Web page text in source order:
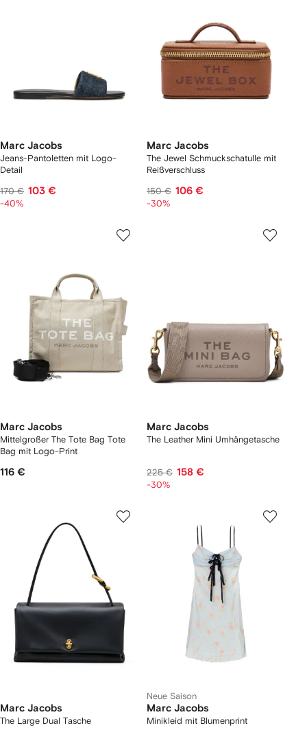
Marc Jacobs
Jeans-Pantoletten mit Logo-
Detail
170 € 103 €
-40%
Marc Jacobs
The Jewel Schmuckschatulle mit
Reißverschluss
150 € 106 €
-30%
Marc Jacobs
Mittelgroßer The Tote Bag Tote
Bag mit Logo-Print
116 €
Marc Jacobs
The Leather Mini Umhängetasche
225 € 158 €
-30%
Marc Jacobs
The Large Dual Tasche
Neue Saison
Marc Jacobs
Minikleid mit Blumenprint